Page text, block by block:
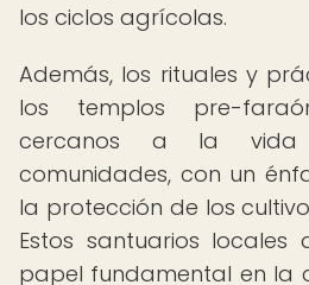
los ciclos agrícolas.
Además, los rituales y
los templos pre-
cercanos a la
comunidades, con un
la protección de los
Estos santuarios locales
papel fundamental en la